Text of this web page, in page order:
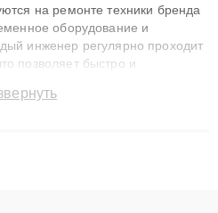
на ремонте техники бренда
оборудование и
инженер регулярно проходит
позволяет быстро и
Наши мастера решают